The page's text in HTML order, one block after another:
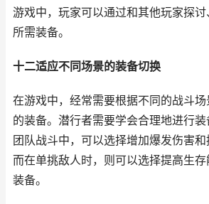
游戏中，玩家可以通过和其他玩家探
所需装备。
十二适应不同场景的装备切换
在游戏中，经常需要根据不同的战斗
的装备。潜行者需要学会合理地进行
团队战斗中，可以选择增加爆发伤害和
而在单挑敌人时，则可以选择提高生
装备。